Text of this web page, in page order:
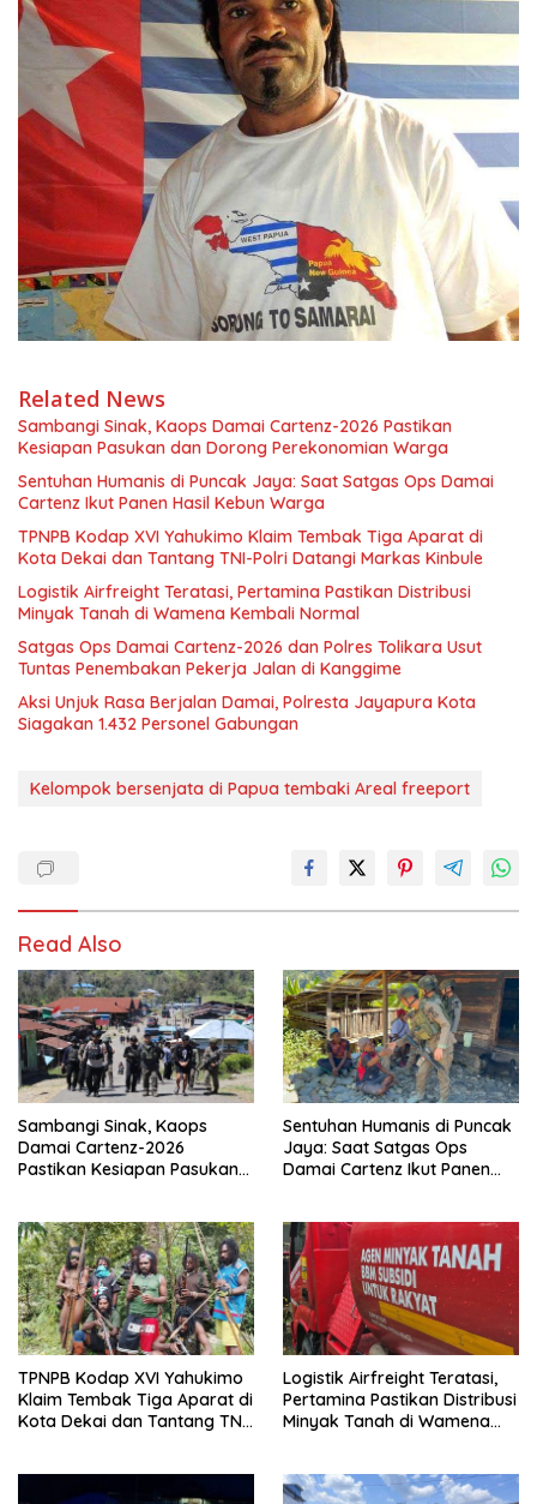
Related News
Sambangi Sinak, Kaops Damai Cartenz-2026 Pastikan
Kesiapan Pasukan dan Dorong Perekonomian Warga
Sentuhan Humanis di Puncak Jaya: Saat Satgas Ops Damai
Cartenz Ikut Panen Hasil Kebun Warga
TPNPB Kodap XVI Yahukimo Klaim Tembak Tiga Aparat di
Kota Dekai dan Tantang TNI-Polri Datangi Markas Kinbule
Logistik Airfreight Teratasi, Pertamina Pastikan Distribusi
Minyak Tanah di Wamena Kembali Normal
Satgas Ops Damai Cartenz-2026 dan Polres Tolikara Usut
Tuntas Penembakan Pekerja Jalan di Kanggime
Aksi Unjuk Rasa Berjalan Damai, Polresta Jayapura Kota
Siagakan 1.432 Personel Gabungan
Kelompok bersenjata di Papua tembaki Areal freeport
Read Also
Sambangi Sinak, Kaops
Damai Cartenz-2026
Pastikan Kesiapan Pasukan
Sentuhan Humanis di Puncak
Jaya: Saat Satgas Ops
Damai Cartenz Ikut Panen
TPNPB Kodap XVI Yahukimo
Klaim Tembak Tiga Aparat di
Kota Dekai dan Tantang TNI-
Logistik Airfreight Teratasi,
Pertamina Pastikan Distribusi
Minyak Tanah di Wamena